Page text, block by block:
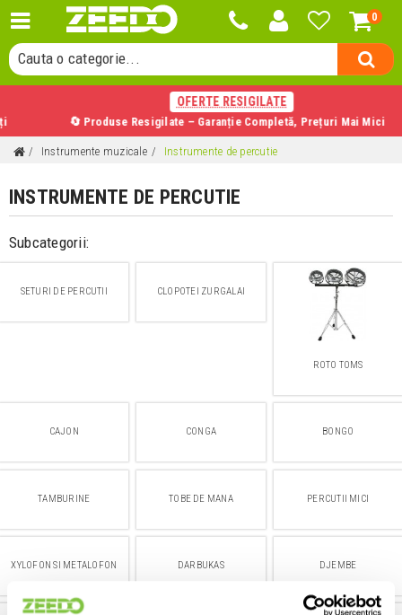
0
Cauta un produs...
Cauta o categorie...
Cauta un producator...
Cauta un produs...
OFERTE RESIGILATE
🔄 Produse Resigilate – Garanție Completă, Prețuri Mai Mici
Instrumente muzicale Instrumente de percutie
INSTRUMENTE DE PERCUTIE
Subcategorii:
SETURI DE PERCUTII CLOPOTEI ZURGALAI
ROTO TOMS
CAJON CONGA BONGO
TAMBURINE TOBE DE MANA PERCUTII MICI
XYLOFON SI METALOFON DARBUKAS DJEMBE